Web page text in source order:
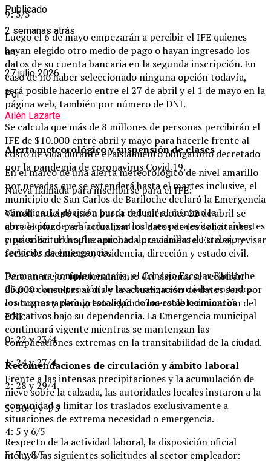
9: 5/5
Luego el 6 de mayo empezarán a percibir el IFE quienes
hayan elegido otro medio de pago o hayan ingresado los
datos de su cuenta bancaria en la segunda inscripción. En
caso de no haber seleccionado ninguna opción todavía,
será posible hacerlo entre el 27 de abril y el 1 de mayo en la
página web, también por número de DNI.
Se calcula que más de 8 millones de personas percibirán el
IFE de $10.000 entre abril y mayo para hacerle frente al
costo de vida durante el aislamiento obligatorio decretado
por la pandemia de coronavirus Covid 19.
Nueva llamada para inscribirse para el IFE:
Vanoli anticipó que a partir del miércoles 22 de abril se
abre el plazo para actualizar los datos de los solicitantes
cuya solicitud no fue aprobada previamente. Esto es, revisar
fecha de nacimiento, residencia, dirección y estado civil.
Para un mejor funcionamiento del sistema se recibirán
25.000 consultas al día y la actualización de datos será por
cronograma de ingreso según número de terminación del
DNI:
0: 22 y 23/4
1: 24 y 27/4
2: 28 y 29/4
3: 30/4 y 4/5
4: 5 y 6/5
5: 7 y 8/5
Publicado
2 semanas atrás
en
27 julio 2026
Por
Ailén Lazarte
Alerta meteorológico y suspensión de clases
En el marco de una alerta meteorológico de nivel amarillo
por nevadas que se extenderá hasta el martes inclusive, el
municipio de San Carlos de Bariloche declaró la Emergencia
climática. La decisión busca reducir al mínimo la
circulación de vehículos particulares para evitar accidentes
y priorizar el desplazamiento de cuadrillas de trabajo y
servicios de emergencia.
De manera complementaria, el Consejo Escolar Bariloche
dispuso la suspensión de las clases presenciales en todos
los turnos y para la totalidad de los establecimientos
educativos bajo su dependencia. La Emergencia municipal
continuará vigente mientras se mantengan las
complicaciones extremas en la transitabilidad de la ciudad.
Recomendaciones de circulación y ámbito laboral
Frente a las intensas precipitaciones y la acumulación de
nieve sobre la calzada, las autoridades locales instaron a la
comunidad a limitar los traslados exclusivamente a
situaciones de extrema necesidad o emergencia.
Respecto de la actividad laboral, la disposición oficial
incluyó las siguientes solicitudes al sector empleador: